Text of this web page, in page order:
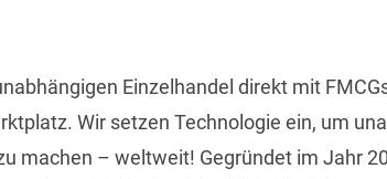
Einzelhandel direkt mit
Wir setzen Technologie ein, um
machen – weltweit! Gegründet im Jahr